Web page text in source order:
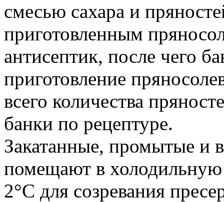
смесью сахара и
приготовленным
антисептик, после чего
приготовление
всего количества
банки по рецептуре.
Закатанные, промытые и
помещают в
2°С для созревания